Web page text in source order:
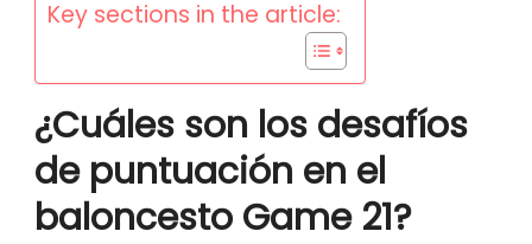
Key sections in the article:
¿Cuáles son los desafíos
de puntuación en el
baloncesto Game 21?